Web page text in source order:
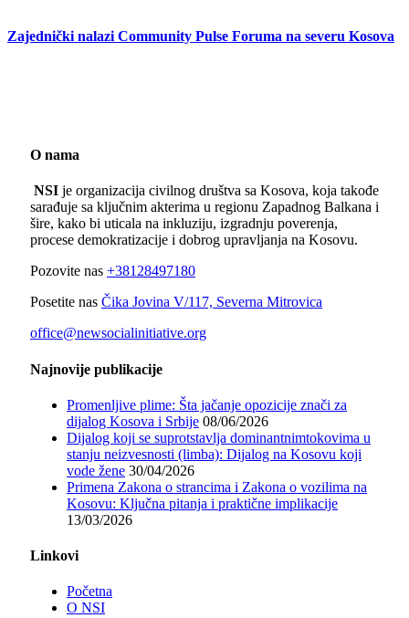
Zajednički nalazi Community Pulse Foruma na severu Kosova
O nama
NSI je organizacija civilnog društva sa Kosova, koja takođe
sarađuje sa ključnim akterima u regionu Zapadnog Balkana i
šire, kako bi uticala na inkluziju, izgradnju poverenja,
procese demokratizacije i dobrog upravljanja na Kosovu.
Pozovite nas +38128497180
Posetite nas Čika Jovina V/117, Severna Mitrovica
office@newsocialinitiative.org
Najnovije publikacije
Promenljive plime: Šta jačanje opozicije znači za
dijalog Kosova i Srbije 08/06/2026
Dijalog koji se suprotstavlja dominantnimtokovima u
stanju neizvesnosti (limba): Dijalog na Kosovu koji
vode žene 30/04/2026
Primena Zakona o strancima i Zakona o vozilima na
Kosovu: Ključna pitanja i praktične implikacije
13/03/2026
Linkovi
Početna
O NSI